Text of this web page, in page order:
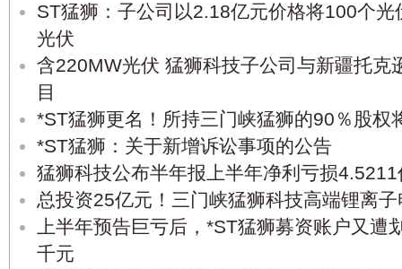
ST猛狮：子公司以2.18亿元价格将100个
光伏
含220MW光伏 猛狮科技子公司与新疆托克
目
*ST猛狮更名！所持三门峡猛狮的90％股权
*ST猛狮：关于新增诉讼事项的公告
猛狮科技公布半年报上半年净利亏损4.5211
总投资25亿元！三门峡猛狮科技高端锂离
上半年预告巨亏后，*ST猛狮募资账户又遭
千元